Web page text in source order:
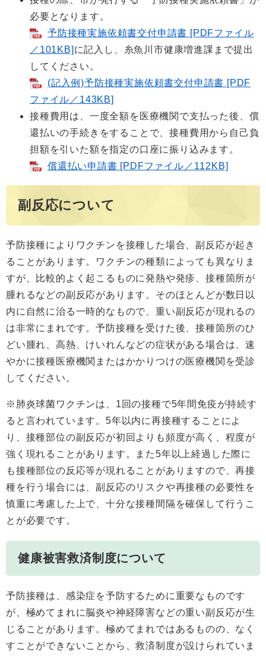
必要となります。
予防接種実施依頼書交付申請書 [PDFファイル
／101KB] に記入し、糸魚川市健康増進課まで提出
してください。
(記入例)予防接種実施依頼書交付申請書 [PDF
ファイル／143KB]
接種費用は、一度全額を医療機関で支払った後、償
還払いの手続きをすることで、接種費用から自己負
担額を引いた額を指定の口座に振り込みます。
償還払い申請書 [PDFファイル／112KB]
副反応について
予防接種によりワクチンを接種した場合、副反応が起き
ることがあります。ワクチンの種類によっても異なりま
すが、比較的よく起こるものに発熱や発疹、接種箇所が
腫れるなどの副反応があります。そのほとんどが数日以
内に自然に治る一時的なもので、重い副反応が現れるの
は非常にまれです。予防接種を受けた後、接種箇所のひ
どい腫れ、高熱、けいれんなどの症状がある場合は、速
やかに接種医療機関またはかかりつけの医療機関を受診
してください。
※肺炎球菌ワクチンは、1回の接種で5年間免疫が持続す
ると言われています。5年以内に再接種することによ
り、接種部位の副反応が初回よりも頻度が高く、程度が
強く現れることがあります。また5年以上経過した際に
も接種部位の反応等が現れることがありますので、再接
種を行う場合には、副反応のリスクや再接種の必要性を
慎重に考慮した上で、十分な接種間隔を確保して行うこ
とが必要です。
健康被害救済制度について
予防接種は、感染症を予防するために重要なものです
が、極めてまれに脳炎や神経障害などの重い副反応が生
じることがあります。極めてまれではあるものの、なく
すことができないことから、救済制度が設けられていま